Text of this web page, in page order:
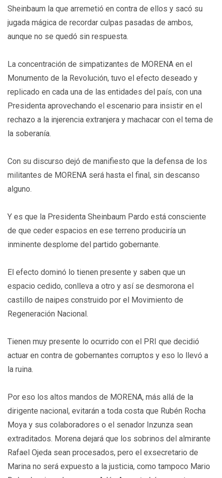
Sheinbaum la que arremetió en contra de ellos y sacó su
jugada mágica de recordar culpas pasadas de ambos,
aunque no se quedó sin respuesta.
La concentración de simpatizantes de MORENA en el
Monumento de la Revolución, tuvo el efecto deseado y
replicado en cada una de las entidades del país, con una
Presidenta aprovechando el escenario para insistir en el
rechazo a la injerencia extranjera y machacar con el tema de
la soberanía.
Con su discurso dejó de manifiesto que la defensa de los
militantes de MORENA será hasta el final, sin descanso
alguno.
Y es que la Presidenta Sheinbaum Pardo está consciente
de que ceder espacios en ese terreno produciría un
inminente desplome del partido gobernante.
El efecto dominó lo tienen presente y saben que un
espacio cedido, conlleva a otro y así se desmorona el
castillo de naipes construido por el Movimiento de
Regeneración Nacional.
Tienen muy presente lo ocurrido con el PRI que decidió
actuar en contra de gobernantes corruptos y eso lo llevó a
la ruina.
Por eso los altos mandos de MORENA, más allá de la
dirigente nacional, evitarán a toda costa que Rubén Rocha
Moya y sus colaboradores o el senador Inzunza sean
extraditados. Morena dejará que los sobrinos del almirante
Rafael Ojeda sean procesados, pero el exsecretario de
Marina no será expuesto a la justicia, como tampoco Mario